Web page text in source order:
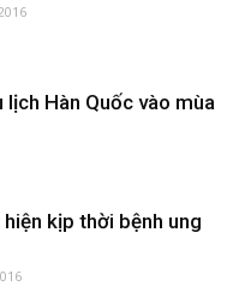
Hàn Quốc vào mùa
kịp thời bệnh ung